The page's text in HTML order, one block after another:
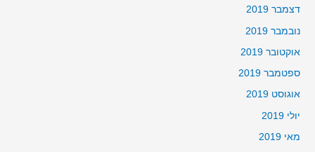
דצמבר 2019
נובמבר 2019
אוקטובר 2019
ספטמבר 2019
אוגוסט 2019
יולי 2019
מאי 2019